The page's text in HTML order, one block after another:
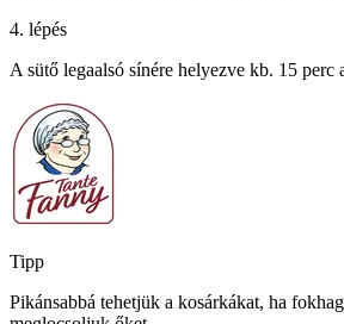
4. lépés
A sütő legaalsó sínére helyezve kb. 15 perc
Tipp
Pikánsabbá tehetjük a kosárkákat, ha